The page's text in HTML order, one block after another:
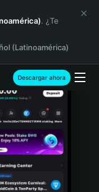
. ¿Te
(Latinoamérica)
Descargar ahora